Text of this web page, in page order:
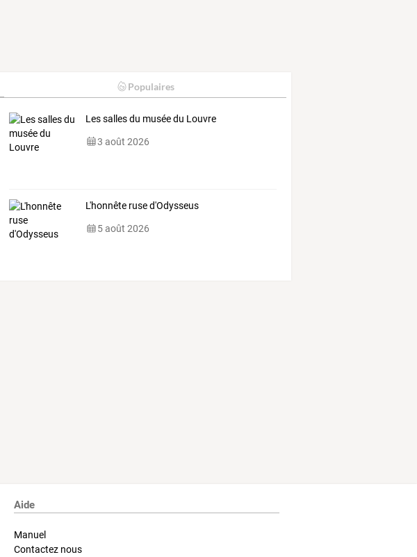
Populaires
Les salles du musée du Louvre
3 août 2026
L'honnête ruse d'Odysseus
5 août 2026
Aide
Manuel
Contactez nous